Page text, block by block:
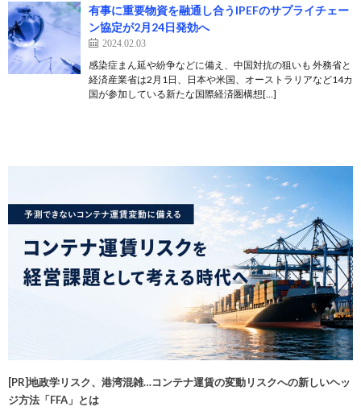
有事に重要物資を融通し合うIPEFのサプライチェー
ン協定が2月24日発効へ
2024.02.03
感染症まん延や紛争などに備え、中国対抗の狙いも 外務省と
経済産業省は2月1日、日本や米国、オーストラリアなど14カ
国が参加している新たな国際経済圏構想[…]
[PR]地政学リスク、港湾混雑…コンテナ運賃の変動リスクへの新しいヘッ
ジ方法「FFA」とは